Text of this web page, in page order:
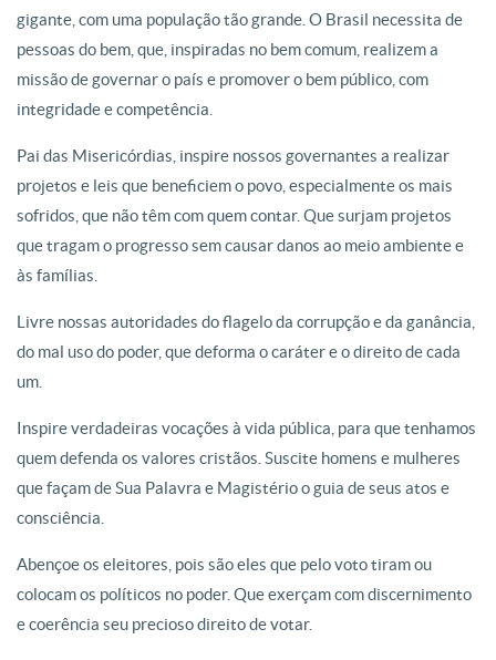
gigante, com uma população tão grande. O Brasil necessita de
pessoas do bem, que, inspiradas no bem comum, realizem a
missão de governar o país e promover o bem público, com
integridade e competência.
Pai das Misericórdias, inspire nossos governantes a realizar
projetos e leis que beneficiem o povo, especialmente os mais
sofridos, que não têm com quem contar. Que surjam projetos
que tragam o progresso sem causar danos ao meio ambiente e
às famílias.
Livre nossas autoridades do flagelo da corrupção e da ganância,
do mal uso do poder, que deforma o caráter e o direito de cada
um.
Inspire verdadeiras vocações à vida pública, para que tenhamos
quem defenda os valores cristãos. Suscite homens e mulheres
que façam de Sua Palavra e Magistério o guia de seus atos e
consciência.
Abençoe os eleitores, pois são eles que pelo voto tiram ou
colocam os políticos no poder. Que exerçam com discernimento
e coerência seu precioso direito de votar.